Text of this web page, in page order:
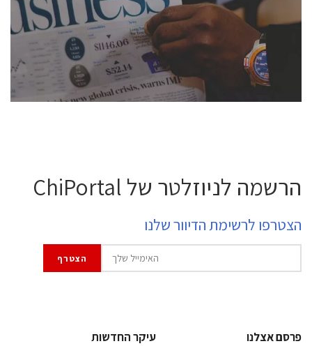
semiconductor industry, including engineers,
professional experts, and senior executives.
לחץ לפרטים
הרשמה לניוזלטר של ChiPortal
הצטרפו לרשימת הדיוור שלנו
פרסם אצלנו
עיקר החדשות